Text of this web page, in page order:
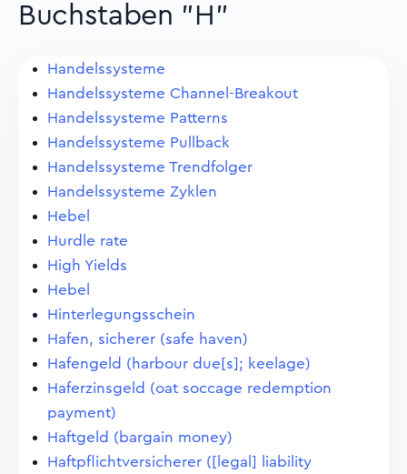
Buchstaben "H"
Handelssysteme
Handelssysteme Channel-Breakout
Handelssysteme Patterns
Handelssysteme Pullback
Handelssysteme Trendfolger
Handelssysteme Zyklen
Hebel
Hurdle rate
High Yields
Hebel
Hinterlegungsschein
Hafen, sicherer (safe haven)
Hafengeld (harbour due[s]; keelage)
Haferzinsgeld (oat soccage redemption
payment)
Haftgeld (bargain money)
Haftpflichtversicherer ([legal] liability